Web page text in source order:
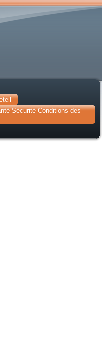
Sécurité Conditions des